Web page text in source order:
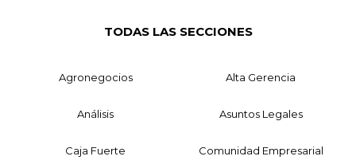
TODAS LAS SECCIONES
Agronegocios Alta Gerencia
Análisis Asuntos Legales
Caja Fuerte Comunidad Empresarial